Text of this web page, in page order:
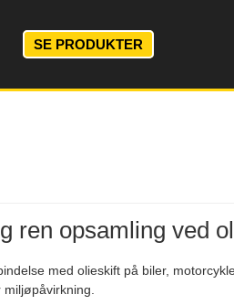
SE PRODUKTER
ren opsamling ved
med olieskift på biler,